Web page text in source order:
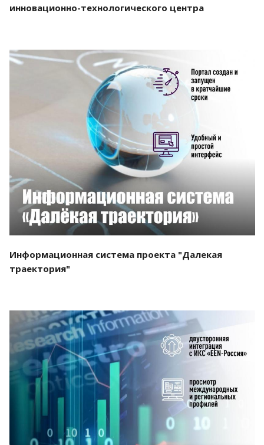
инновационно-технологического центра
Смотреть проект
Информационная система проекта "Далекая
траектория"
Смотреть проект